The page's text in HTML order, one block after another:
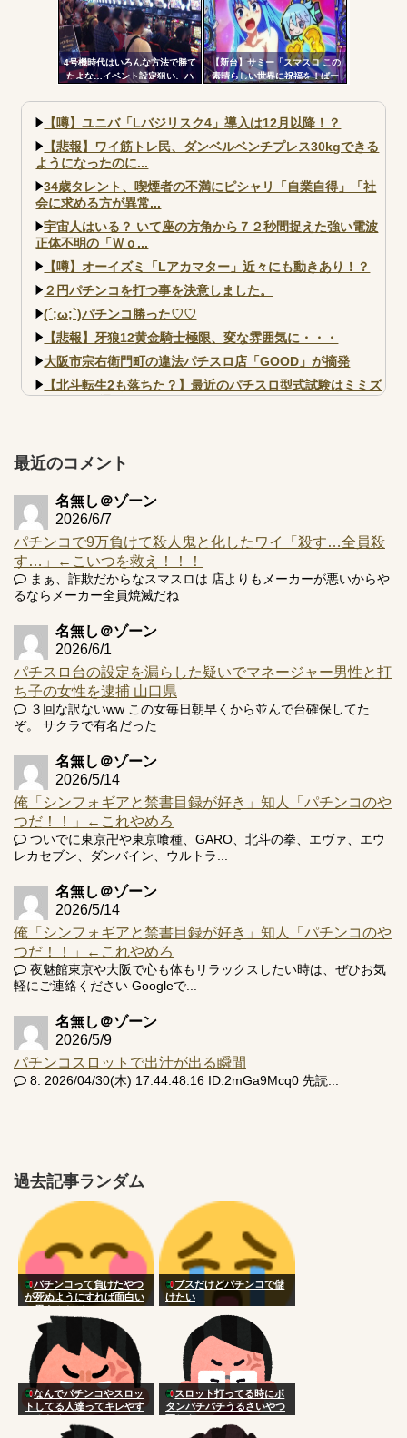
の天井も一緒」
4号機時代はいろんな方法で勝て
たよな…イベント設定狙い、ハ
い…
【新台】サミー「スマスロ この
素晴らしい世界に祝福を！ぱー
のすば10周年イベントの会場に
展示されているらしいぞ！！！
【噂】ユニバ「Lバジリスク4」導入は12月以降！？
【悲報】ワイ筋トレ民、ダンベルベンチプレス30kgできる
ようになったのに...
34歳タレント、喫煙者の不満にピシャリ「自業自得」「社
会に求める方が異常...
宇宙人はいる？ いて座の方角から７２秒間捉えた強い電波
正体不明の「Ｗｏ...
【噂】オーイズミ「Lアカマター」近々にも動きあり！？
２円パチンコを打つ事を決意しました。
(´;ω;`)パチンコ勝った♡♡
【悲報】牙狼12黄金騎士極限、変な雰囲気に・・・
大阪市宗右衛門町の違法パチスロ店「GOOD」が摘発
【北斗転生2も落ちた？】最近のパチスロ型式試験はミミズ
的な何かが通りにく...
アズールレーン スロット評価はコイン持ちの悪い疑似ボ天
Powered by livedoor 相互RSS
最近のコメント
名無し＠ゾーン
2026/6/7
パチンコで9万負けて殺人鬼と化したワイ「殺す…全員殺
す…」←こいつを救え！！！
まぁ、詐欺だからなスマスロは 店よりもメーカーが悪いからや
るならメーカー全員焼滅だね
名無し＠ゾーン
2026/6/1
パチスロ台の設定を漏らした疑いでマネージャー男性と打
ち子の女性を逮捕 山口県
３回な訳ないww この女毎日朝早くから並んで台確保してた
ぞ。 サクラで有名だった
名無し＠ゾーン
2026/5/14
俺「シンフォギアと禁書目録が好き」知人「パチンコのや
つだ！！」←これやめろ
ついでに東京卍や東京喰種、GARO、北斗の拳、エヴァ、エウ
レカセブン、ダンバイン、ウルトラ...
名無し＠ゾーン
2026/5/14
俺「シンフォギアと禁書目録が好き」知人「パチンコのや
つだ！！」←これやめろ
夜魅館東京や大阪で心も体もリラックスしたい時は、ぜひお気
軽にご連絡ください Googleで...
名無し＠ゾーン
2026/5/9
パチンコスロットで出汁が出る瞬間
8: 2026/04/30(木) 17:44:48.16 ID:2mGa9Mcq0 先読...
過去記事ランダム
パチンコって負けたやつ
が死ぬようにすれば面白い
と思うんだが
ブスだけどパチンコで儲
けたい
なんでパチンコやスロッ
トしてる人達ってキレやす
いんだろ
スロット打ってる時にボ
タンバチバチうるさいやつ
死ねよ